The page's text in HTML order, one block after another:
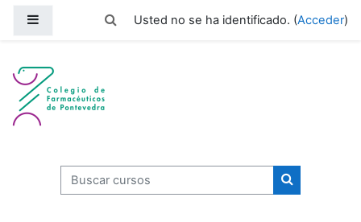
Panel lateral
Selector de búsqueda de entrada
Usted no se ha identificado. (Acceder)
Buscar cursos
Buscar